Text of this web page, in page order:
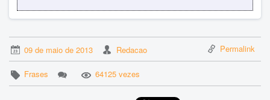
09 de maio de 2013 Redacao Permalink
Frases 64125 vezes